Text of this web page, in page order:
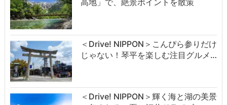
＜Drive! NIPPON＞こんぴら参りだけ
じゃない！琴平を楽しむ注目グルメ…
＜Drive! NIPPON＞輝く海と湖の美景